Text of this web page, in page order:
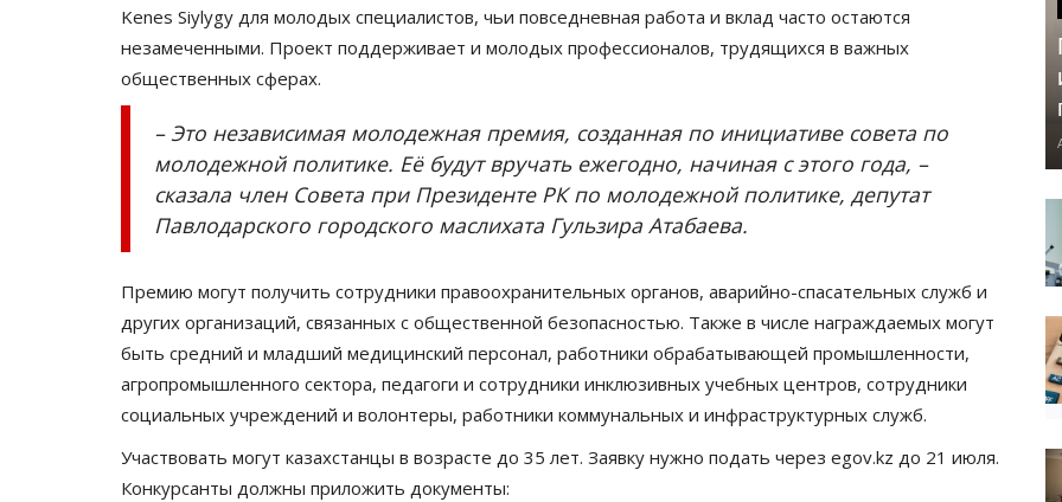
Kenes Siylygy для молодых специалистов, чьи повседневная работа и вклад часто остаются
незамеченными. Проект поддерживает и молодых профессионалов, трудящихся в важных
общественных сферах.
– Это независимая молодежная премия, созданная по инициативе совета по
молодежной политике. Её будут вручать ежегодно, начиная с этого года, –
сказала член Совета при Президенте РК по молодежной политике, депутат
Павлодарского городского маслихата Гульзира Атабаева.
Премию могут получить сотрудники правоохранительных органов, аварийно-спасательных служб и
других организаций, связанных с общественной безопасностью. Также в числе награждаемых могут
быть средний и младший медицинский персонал, работники обрабатывающей промышленности,
агропромышленного сектора, педагоги и сотрудники инклюзивных учебных центров, сотрудники
социальных учреждений и волонтеры, работники коммунальных и инфраструктурных служб.
Участвовать могут казахстанцы в возрасте до 35 лет. Заявку нужно подать через egov.kz до 21 июля.
Конкурсанты должны приложить документы: